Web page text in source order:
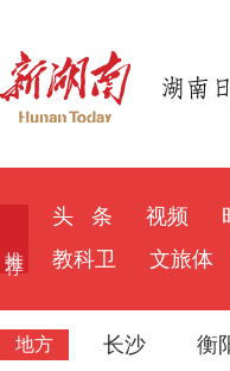
头 条 视频
教科卫
文旅体
地方 长沙 衡